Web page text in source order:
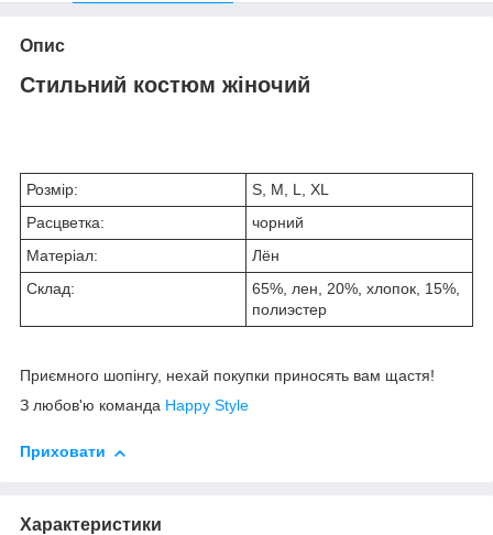
Опис
Стильний костюм жіночий
Розмір:
S, M, L, XL
Расцветка:
чорний
Матеріал:
Лён
Склад:
65%, лен, 20%, хлопок, 15%,
полиэстер
Приємного шопінгу, нехай покупки приносять вам щастя!
З любов'ю команда Happy Style
Приховати
Характеристики